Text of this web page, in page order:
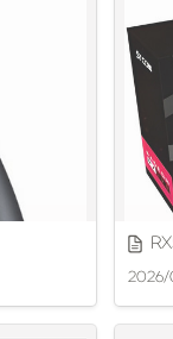
2026/